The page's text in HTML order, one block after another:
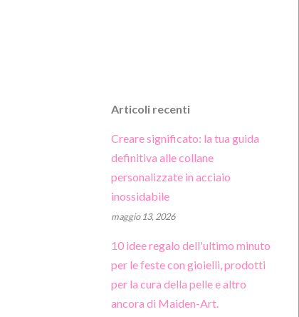
Accessori
Cura della pelle
Trucco
Casa e arredamento
Ebook
Articoli recenti
Creare significato: la tua guida
definitiva alle collane
personalizzate in acciaio
inossidabile
maggio 13, 2026
10 idee regalo dell'ultimo minuto
per le feste con gioielli, prodotti
per la cura della pelle e altro
ancora di Maiden-Art.